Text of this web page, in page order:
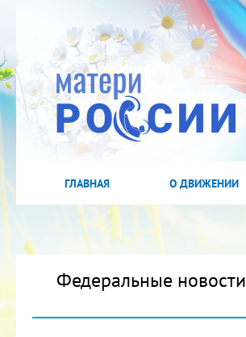
ГЛАВНАЯ О ДВИЖЕНИИ
Федеральные новости